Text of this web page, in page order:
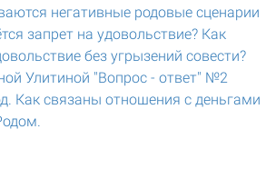
негативные родовые сценарии
запрет на удовольствие? Как
без угрызений совести?
Улитиной "Вопрос - ответ" №2
Как связаны отношения с деньгами